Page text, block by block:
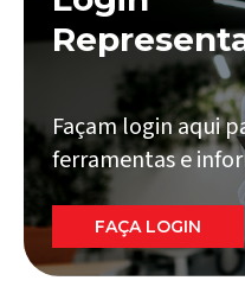
Façam login aqui
ferramentas e
FAÇA LOGIN